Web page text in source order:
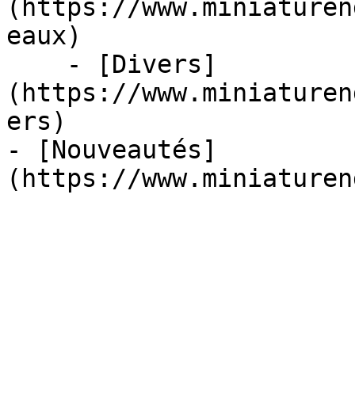
(https://
eaux)
(https://
ers)
- [Nouveautés]